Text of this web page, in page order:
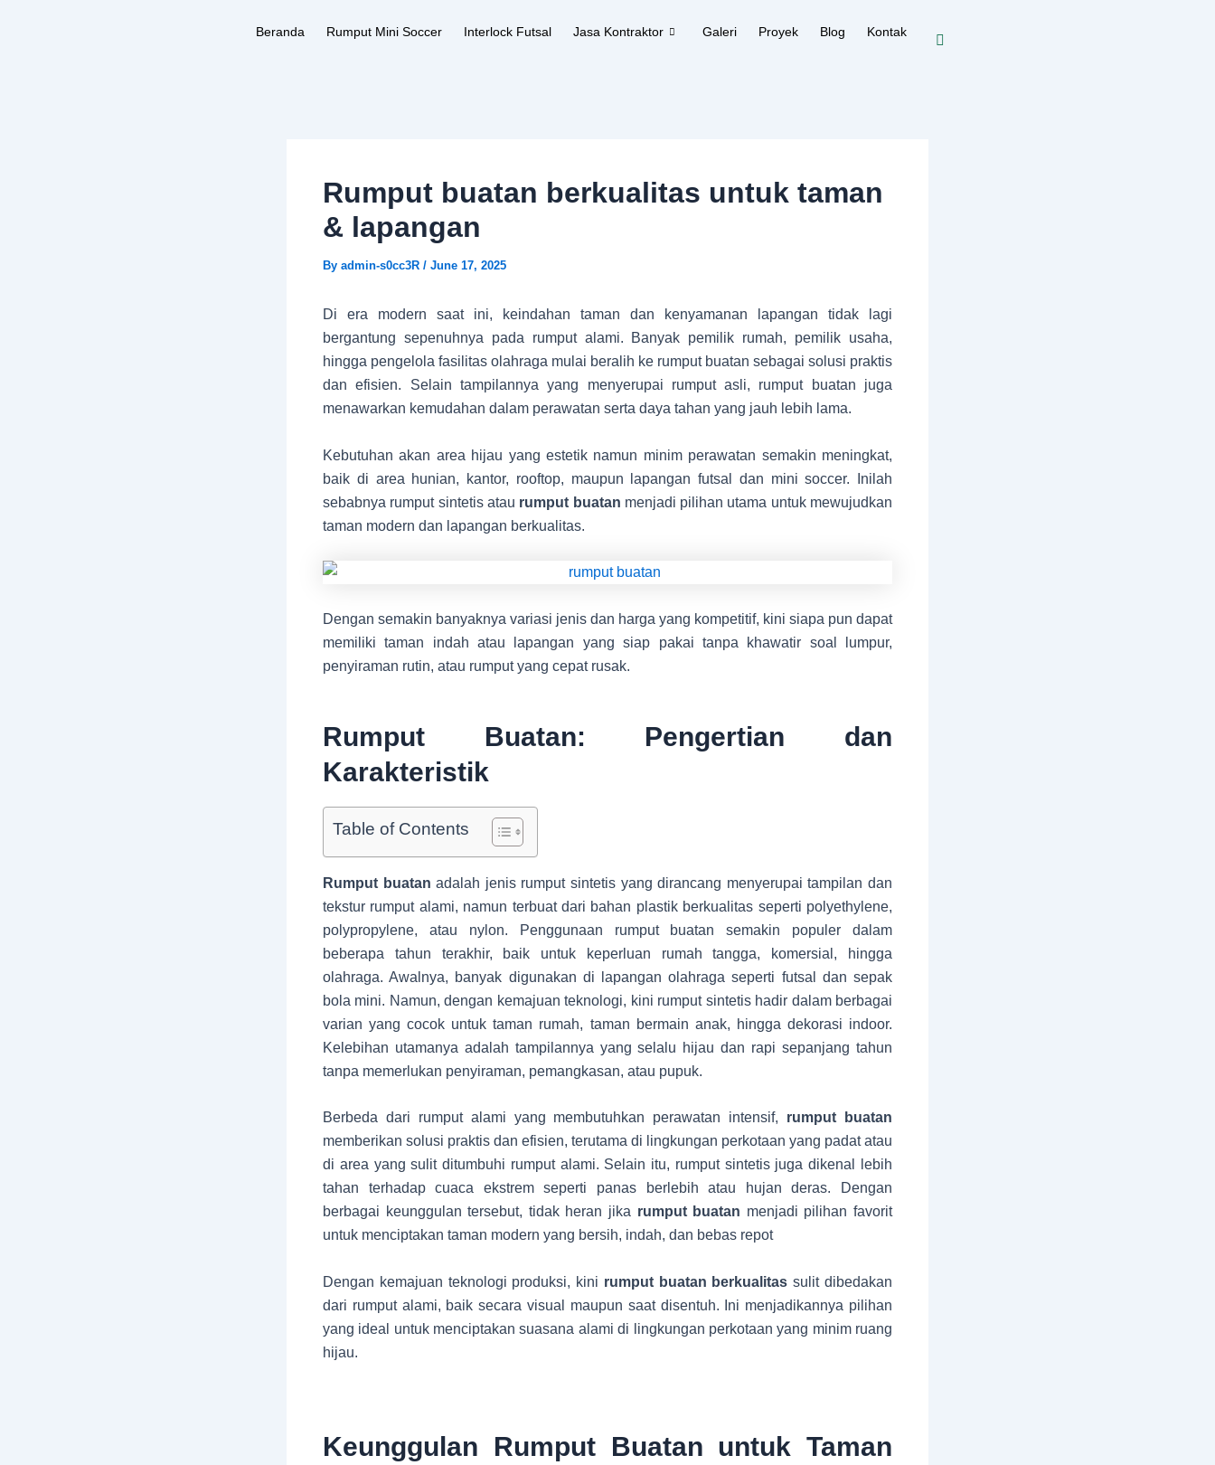
Beranda Rumput Mini Soccer Interlock Futsal Jasa Kontraktor Galeri Proyek Blog Kontak
Rumput buatan berkualitas untuk taman
& lapangan
By admin-s0cc3R / June 17, 2025
Di era modern saat ini, keindahan taman dan kenyamanan lapangan tidak lagi
bergantung sepenuhnya pada rumput alami. Banyak pemilik rumah, pemilik usaha,
hingga pengelola fasilitas olahraga mulai beralih ke rumput buatan sebagai solusi praktis
dan efisien. Selain tampilannya yang menyerupai rumput asli, rumput buatan juga
menawarkan kemudahan dalam perawatan serta daya tahan yang jauh lebih lama.
Kebutuhan akan area hijau yang estetik namun minim perawatan semakin meningkat,
baik di area hunian, kantor, rooftop, maupun lapangan futsal dan mini soccer. Inilah
sebabnya rumput sintetis atau rumput buatan menjadi pilihan utama untuk mewujudkan
taman modern dan lapangan berkualitas.
Dengan semakin banyaknya variasi jenis dan harga yang kompetitif, kini siapa pun dapat
memiliki taman indah atau lapangan yang siap pakai tanpa khawatir soal lumpur,
penyiraman rutin, atau rumput yang cepat rusak.
Rumput Buatan: Pengertian dan
Karakteristik
Table of Contents
Rumput buatan adalah jenis rumput sintetis yang dirancang menyerupai tampilan dan
tekstur rumput alami, namun terbuat dari bahan plastik berkualitas seperti polyethylene,
polypropylene, atau nylon. Penggunaan rumput buatan semakin populer dalam
beberapa tahun terakhir, baik untuk keperluan rumah tangga, komersial, hingga
olahraga. Awalnya, banyak digunakan di lapangan olahraga seperti futsal dan sepak
bola mini. Namun, dengan kemajuan teknologi, kini rumput sintetis hadir dalam berbagai
varian yang cocok untuk taman rumah, taman bermain anak, hingga dekorasi indoor.
Kelebihan utamanya adalah tampilannya yang selalu hijau dan rapi sepanjang tahun
tanpa memerlukan penyiraman, pemangkasan, atau pupuk.
Berbeda dari rumput alami yang membutuhkan perawatan intensif, rumput buatan
memberikan solusi praktis dan efisien, terutama di lingkungan perkotaan yang padat atau
di area yang sulit ditumbuhi rumput alami. Selain itu, rumput sintetis juga dikenal lebih
tahan terhadap cuaca ekstrem seperti panas berlebih atau hujan deras. Dengan
berbagai keunggulan tersebut, tidak heran jika rumput buatan menjadi pilihan favorit
untuk menciptakan taman modern yang bersih, indah, dan bebas repot
Dengan kemajuan teknologi produksi, kini rumput buatan berkualitas sulit dibedakan
dari rumput alami, baik secara visual maupun saat disentuh. Ini menjadikannya pilihan
yang ideal untuk menciptakan suasana alami di lingkungan perkotaan yang minim ruang
hijau.
Keunggulan Rumput Buatan untuk Taman